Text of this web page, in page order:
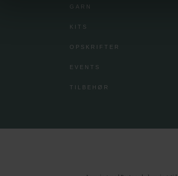
GARN
KITS
OPSKRIFTER
EVENTS
TILBEHØR